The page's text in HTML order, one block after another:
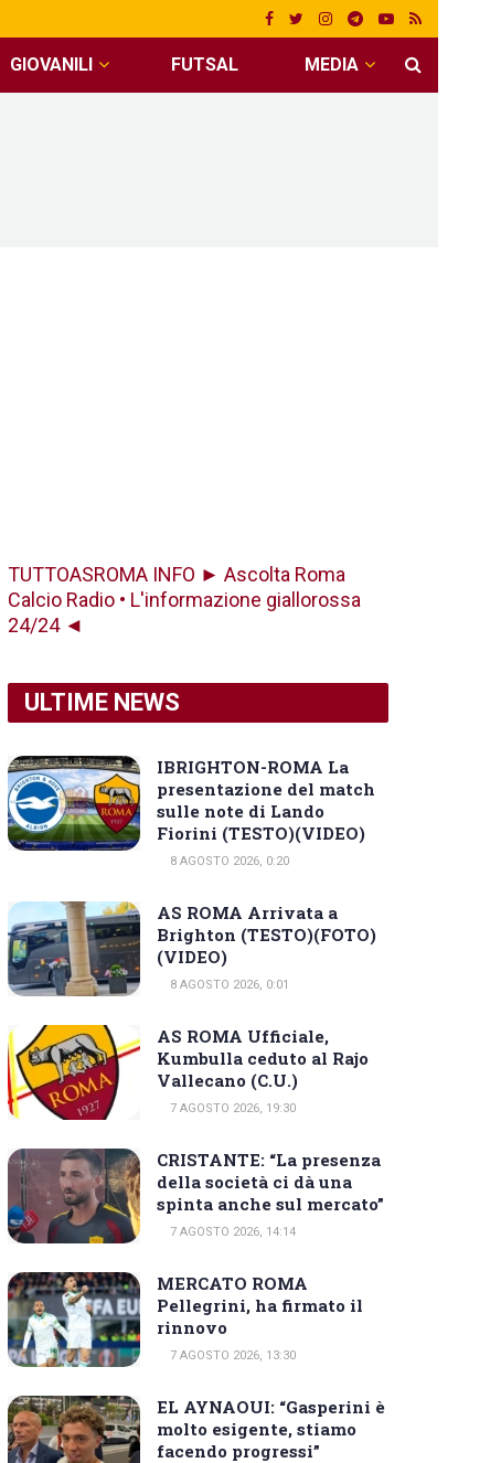
GIOVANILI FUTSAL MEDIA
TUTTOASROMA INFO ► Ascolta Roma
Calcio Radio • L'informazione giallorossa
24/24 ◄
ULTIME NEWS
IBRIGHTON-ROMA La
presentazione del match
sulle note di Lando
Fiorini (TESTO)(VIDEO)
8 AGOSTO 2026, 0:20
AS ROMA Arrivata a
Brighton (TESTO)(FOTO)
(VIDEO)
8 AGOSTO 2026, 0:01
AS ROMA Ufficiale,
Kumbulla ceduto al Rajo
Vallecano (C.U.)
7 AGOSTO 2026, 19:30
CRISTANTE: “La presenza
della società ci dà una
spinta anche sul mercato”
7 AGOSTO 2026, 14:14
MERCATO ROMA
Pellegrini, ha firmato il
rinnovo
7 AGOSTO 2026, 13:30
EL AYNAOUI: “Gasperini è
molto esigente, stiamo
facendo progressi”